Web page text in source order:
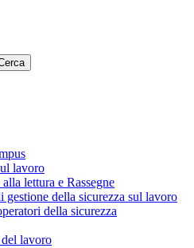
lavoro
lettura e Rassegne
della sicurezza sul lavoro
della sicurezza
del lavoro